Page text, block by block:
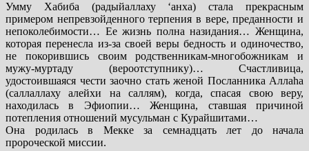
Умму Хабиба (радыйаллаху ‘анха) стала прекрасным
примером непревзойденного терпения в вере, преданности и
непоколебимости… Ее жизнь полна назидания… Женщина,
которая перенесла из-за своей веры бедность и одиночество,
не покорившись своим родственникам-многобожникам и
мужу-муртаду (вероотступнику)… Счастливица,
удостоившаяся чести заочно стать женой Посланника Аллаhа
(саллаллаху алейхи на саллям), когда, спасая свою веру,
находилась в Эфиопии… Женщина, ставшая причиной
потепления отношений мусульман с Курайшитами…
Она родилась в Мекке за семнадцать лет до начала
пророческой миссии.